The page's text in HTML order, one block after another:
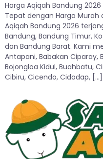
Harga Aqiqah Bandung
Tepat dengan Harga Murah
Aqiqah Bandung 2026
Bandung, Bandung Timur,
dan Bandung Barat. Kami
Antapani, Babakan Ciparay,
Bojongloa Kidul, Buahbatu,
Cibiru, Cicendo, Cidadap, […]